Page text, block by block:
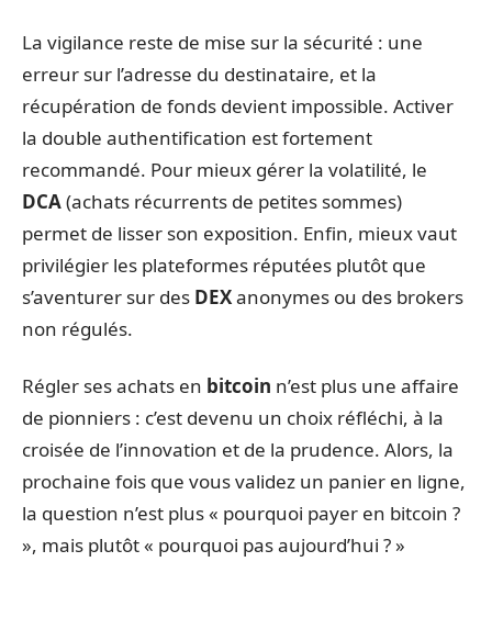
La vigilance reste de mise sur la sécurité : une
erreur sur l’adresse du destinataire, et la
récupération de fonds devient impossible. Activer
la double authentification est fortement
recommandé. Pour mieux gérer la volatilité, le
DCA(achats récurrents de petites sommes)
permet de lisser son exposition. Enfin, mieux vaut
privilégier les plateformes réputées plutôt que
s’aventurer sur des DEXanonymes ou des brokers
non régulés.
Régler ses achats en bitcoin n’est plus une affaire
de pionniers : c’est devenu un choix réfléchi, à la
croisée de l’innovation et de la prudence. Alors, la
prochaine fois que vous validez un panier en ligne,
la question n’est plus « pourquoi payer en bitcoin ?
», mais plutôt « pourquoi pas aujourd’hui ? »